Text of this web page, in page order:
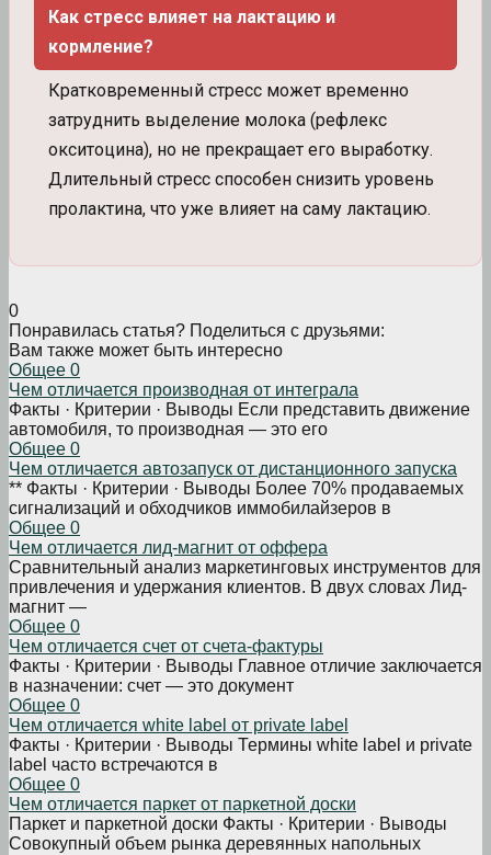
Как стресс влияет на лактацию и
кормление?
Кратковременный стресс может временно
затруднить выделение молока (рефлекс
окситоцина), но не прекращает его выработку.
Длительный стресс способен снизить уровень
пролактина, что уже влияет на саму лактацию.
0
Понравилась статья? Поделиться с друзьями:
Вам также может быть интересно
Общее 0
Чем отличается производная от интеграла
Факты · Критерии · Выводы Если представить движение
автомобиля, то производная — это его
Общее 0
Чем отличается автозапуск от дистанционного запуска
** Факты · Критерии · Выводы Более 70% продаваемых
сигнализаций и обходчиков иммобилайзеров в
Общее 0
Чем отличается лид-магнит от оффера
Сравнительный анализ маркетинговых инструментов для
привлечения и удержания клиентов. В двух словах Лид-
магнит —
Общее 0
Чем отличается счет от счета-фактуры
Факты · Критерии · Выводы Главное отличие заключается
в назначении: счет — это документ
Общее 0
Чем отличается white label от private label
Факты · Критерии · Выводы Термины white label и private
label часто встречаются в
Общее 0
Чем отличается паркет от паркетной доски
Паркет и паркетной доски Факты · Критерии · Выводы
Совокупный объем рынка деревянных напольных